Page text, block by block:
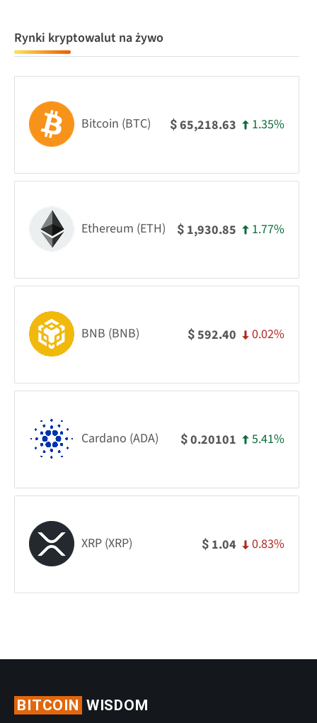
Rynki kryptowalut na żywo
Bitcoin (BTC) $65,218.63 1.35%
Ethereum (ETH) $ 1,930.85 1.77%
BNB (BNB) $592.40 0.02%
Cardano (ADA) $0.20101 5.41%
XRP (XRP) $ 1.04 0.83%
BITCOIN WISDOM